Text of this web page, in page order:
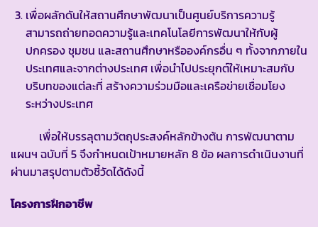
เพื่อผลักดันให้สถานศึกษาพัฒนาเป็นศูนย์บริการความรู้
สามารถถ่ายทอดความรู้และเทคโนโลยีการพัฒนาให้กับผู้
ปกครอง ชุมชน และสถานศึกษาหรือองค์กรอื่น ๆ ทั้งจากภายใน
ประเทศและจากต่างประเทศ เพื่อนำไปประยุกต์ให้เหมาะสมกับ
บริบทของแต่ละที่ สร้างความร่วมมือและเครือข่ายเชื่อมโยง
ระหว่างประเทศ
เพื่อให้บรรลุตามวัตถุประสงค์หลักข้างต้น การพัฒนาตาม
แผนฯ ฉบับที่ 5 จึงกำหนดเป้าหมายหลัก 8 ข้อ ผลการดำเนินงานที่
ผ่านมาสรุปตามตัวชี้วัดได้ดังนี้
โครงการฝึกอาชีพ